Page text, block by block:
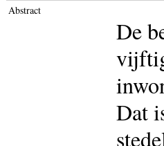
Abstract
De
Dat